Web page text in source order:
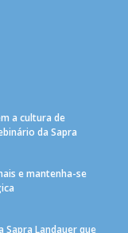
a cultura de
da Sapra
e mantenha-se
Sapra Landauer que